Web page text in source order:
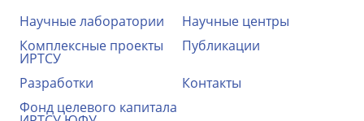
Научные лаборатории
Научные центры
Комплексные проекты
ИРТСУ
Публикации
Разработки
Контакты
Фонд целевого капитала